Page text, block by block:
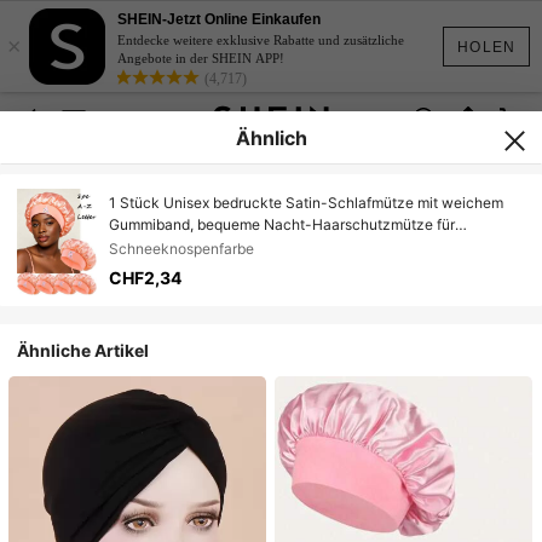
HOLEN
×
SHEIN-Jetzt Online Einkaufen
Entdecke weitere exklusive Rabatte und zusätzliche
Angebote in der SHEIN APP!
(4,717)
Ähnlich
1 Stück Unisex bedruckte Satin-Schlafmütze mit weichem
Gummiband, bequeme Nacht-Haarschutzmütze für
Haarpflege, Reisen und den täglichen Gebrauch
Schneeknospenfarbe
CHF2,34
Ähnliche Artikel